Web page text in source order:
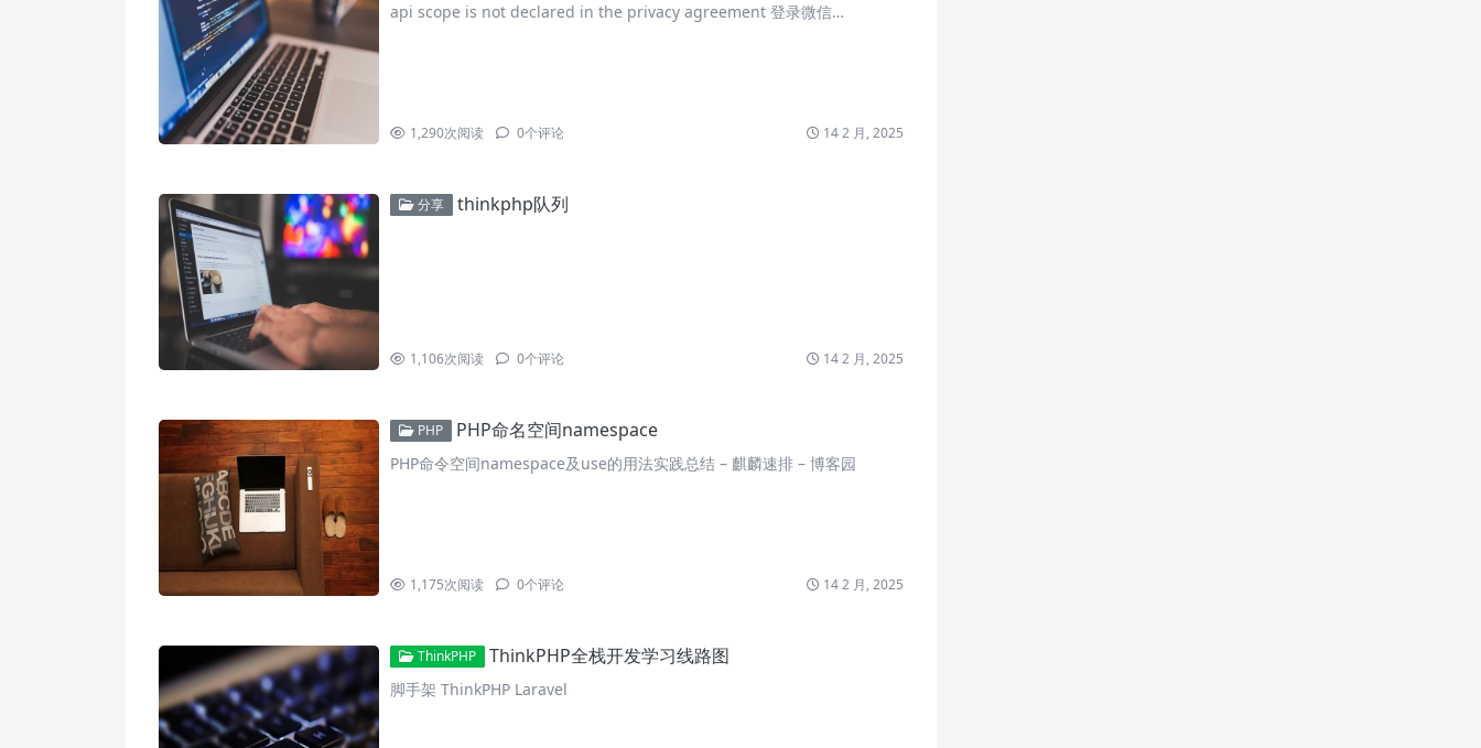
api scope is not declared in the privacy agreement 登录微信…
1,290次阅读 0个评论 14 2 月, 2025
分享 thinkphp队列
1,106次阅读 0个评论 14 2 月, 2025
PHP PHP命名空间namespace
PHP命令空间namespace及use的用法实践总结 – 麒麟速排 – 博客园
1,175次阅读 0个评论 14 2 月, 2025
ThinkPHP ThinkPHP全栈开发学习线路图
脚手架 ThinkPHP Laravel